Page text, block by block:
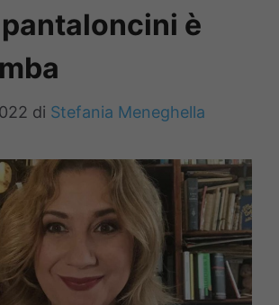
è
di Stefania Meneghella